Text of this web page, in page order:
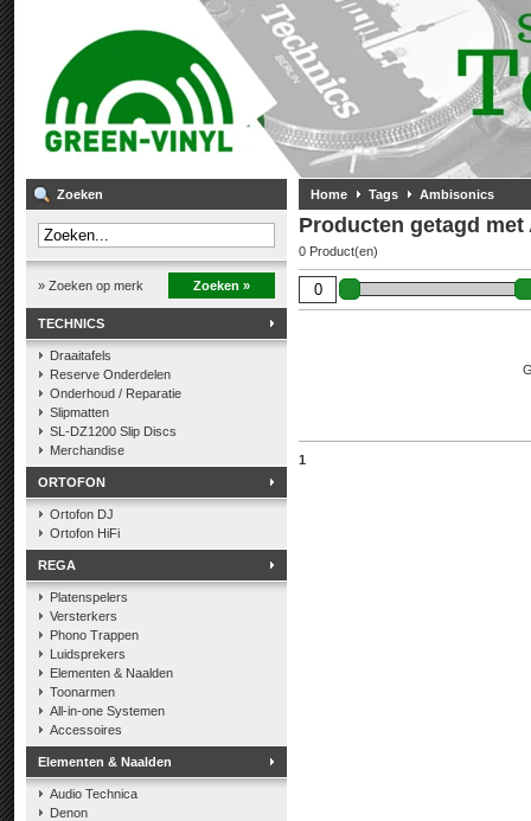
Zoeken
» Zoeken op merk Zoeken »
TECHNICS
Draaitafels
Reserve Onderdelen
Onderhoud / Reparatie
Slipmatten
SL-DZ1200 Slip Discs
Merchandise
ORTOFON
Ortofon DJ
Ortofon HiFi
REGA
Platenspelers
Versterkers
Phono Trappen
Luidsprekers
Elementen & Naalden
Toonarmen
All-in-one Systemen
Accessoires
Elementen & Naalden
Audio Technica
Denon
Home Tags Ambisonics
Producten getagd
0 Product(en)
1